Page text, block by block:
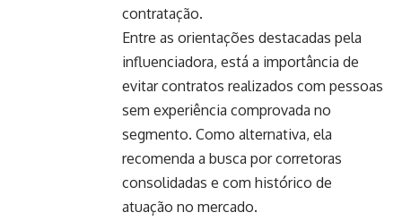
contratação.
Entre as orientações destacadas pela
influenciadora, está a importância de
evitar contratos realizados com pessoas
sem experiência comprovada no
segmento. Como alternativa, ela
recomenda a busca por corretoras
consolidadas e com histórico de
atuação no mercado.